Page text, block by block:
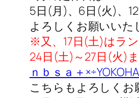
5日(月)、6日(火)、
よろしくお願いいた
※又、17日(土)はラ
24日(土)～27日(火)
ｎｂｓａ＋
こちらもよろしくお